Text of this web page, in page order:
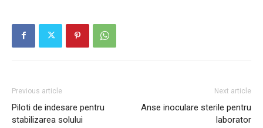
Previous article
Piloti de indesare pentru
stabilizarea solului
Next article
Anse inoculare sterile pentru
laborator